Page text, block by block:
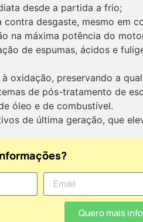
desde a partida a frio;
contra desgaste, mesmo em
na máxima potência do
de espumas, ácidos e
oxidação, preservando a
de pós-tratamento de
óleo e de combustível.
de última geração, que
Quero mais